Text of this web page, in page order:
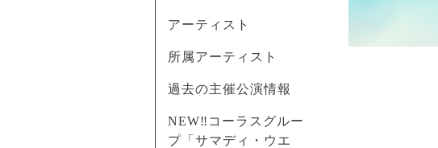
アーティスト
所属アーティスト
過去の主催公演情報
NEW‼コーラスグルー
プ「サマディ・ウエ